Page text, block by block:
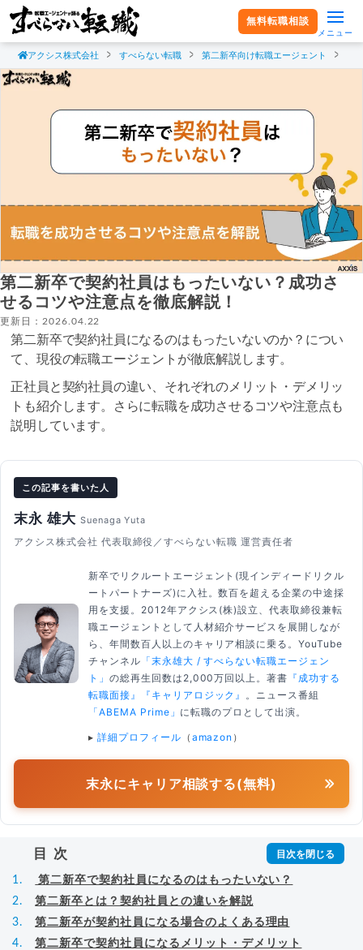
無料転職相談
メニュー
アクシス株式会社 すべらない転職 第二新卒向け転職エージェント
第二新卒で契約社員はもったいない？成功さ
せるコツや注意点を徹底解説！
更新日：2026.04.22
第二新卒で契約社員になるのはもったいないのか？につい
て、現役の転職エージェントが徹底解説します。
正社員と契約社員の違い、それぞれのメリット・デメリッ
トも紹介します。さらに転職を成功させるコツや注意点も
説明しています。
この記事を書いた人
末永 雄大 Suenaga Yuta
アクシス株式会社 代表取締役／すべらない転職 運営責任者
新卒でリクルートエージェント(現インディードリクル
ートパートナーズ)に入社。数百を超える企業の中途採
用を支援。2012年アクシス(株)設立、代表取締役兼転
職エージェントとして人材紹介サービスを展開しなが
ら、年間数百人以上のキャリア相談に乗る。YouTube
チャンネル 「末永雄大 / すべらない転職エージェン
ト」 の総再生回数は2,000万回以上。著書 『成功する
転職面接』
『キャリアロジック』
。ニュース番組
「ABEMA Prime」 に転職のプロとして出演。
▸ 詳細プロフィール （ amazon ）
末永にキャリア相談する(無料)
目次
第二新卒で契約社員になるのはもったいない？
第二新卒とは？契約社員との違いを解説
第二新卒が契約社員になる場合のよくある理由
第二新卒で契約社員になるメリット・デメリット